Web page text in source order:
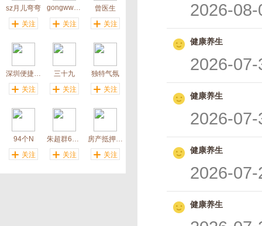
sz月儿弯弯
关注
gongww712
关注
曾医生
关注
深圳便捷蜂房屋改造
关注
三十九
关注
独特气氛
关注
94个N
关注
朱超群6362706_微信
关注
房产抵押转经营贷
关注
2026-
健康养生
2026-
健康养生
2026-
健康养生
2026-
健康养生